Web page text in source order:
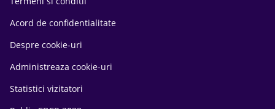
Acord de confidentialitate
Despre cookie-uri
Administreaza cookie-uri
Statistici vizitatori